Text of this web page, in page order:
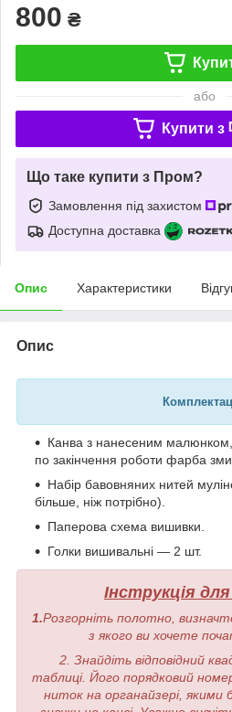
800 ₴
або
Купити з
Що таке купити з Пром?
Замовлення під захистом
Доступна доставка
Опис Характеристики
Опис
Канва з нанесеним
по закінчення роботи фарба
Набір бавовняних нитей
більше, ніж потрібно).
Паперова схема вишивки.
Голки вишивальні — 2 шт.
Інструкція
1.Розгорніть полотно,
з якого ви хочете
2. Знайдіть відповідний
таблиці. Його порядковий
ниток на органайзері, якими